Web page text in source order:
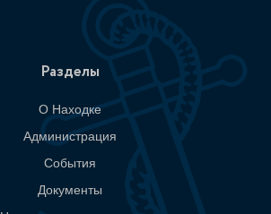
Разделы
О Находке
Администрация
События
Документы